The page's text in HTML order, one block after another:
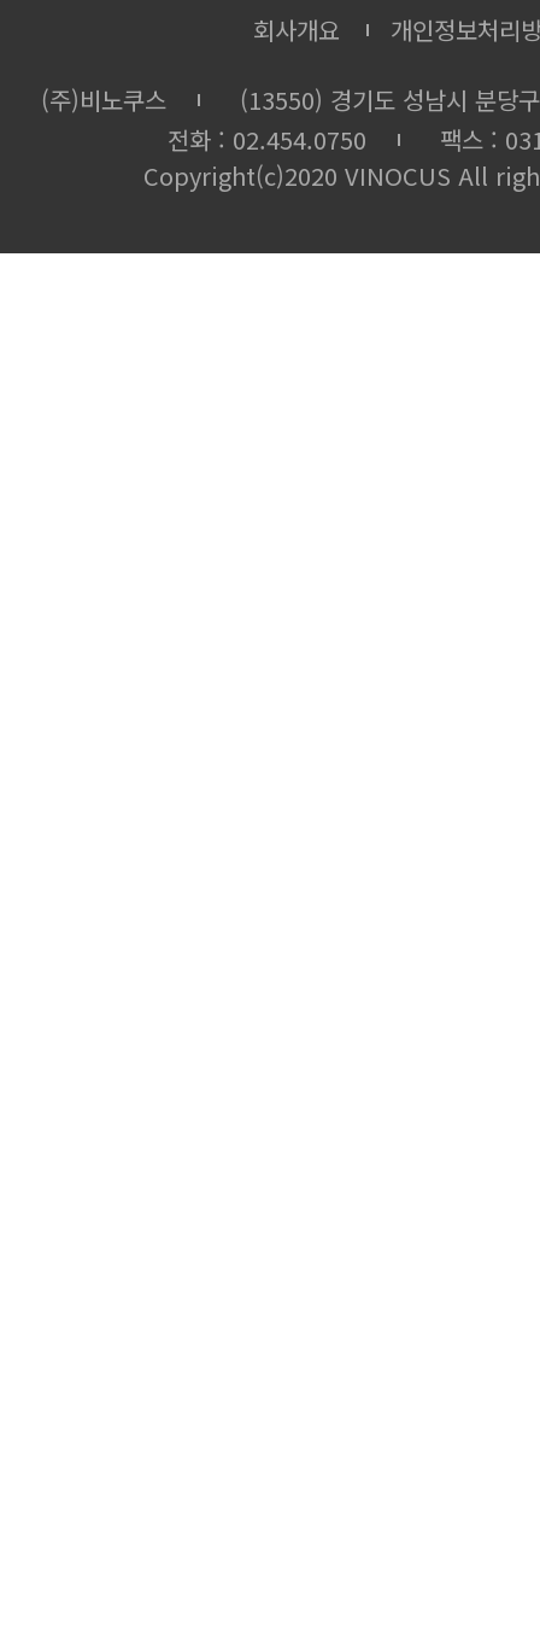
회사개요
개인정보처리
(주)비노쿠스
(13550) 경기도 성남시 분당
전화 : 02.454.0750
팩스 :
Copyright(c)2020 VINOCUS All